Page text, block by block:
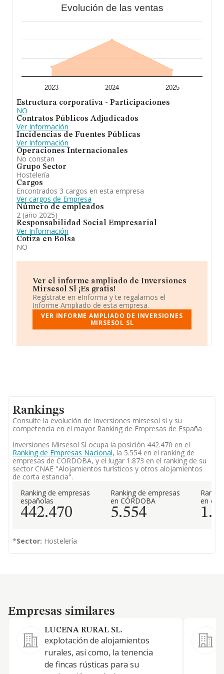
especializada en alquiler de viviendas, promoción y
materia inmobiliaria; construcción, promoción y gestión
de materiales y servicios de construcción. Se ha
posicionado más abajo en el ranking de sectores frente
al 2024. En cuanto a la posición en el ranking nacional,
la empresa ha perdido posiciones frente al 2024.
Evolución de las ventas
2023 2024 2025
Estructura corporativa - Participaciones
NO
Contratos Públicos Adjudicados
Ver Información
Incidencias de Fuentes Públicas
Ver Información
Operaciones Internacionales
No constan
Grupo Sector
Hostelería
Cargos
Encontrados 3 cargos en esta empresa
Ver cargos de Empresa
Número de empleados
2 (año 2025)
Responsabilidad Social Empresarial
Ver Información
Cotiza en Bolsa
NO
Ver el informe ampliado de Inversiones
Mirsesol Sl ¡Es gratis!
Regístrate en eInforma y te regalamos el
Informe Ampliado de esta empresa.
VER INFORME AMPLIADO DE INVERSIONES
MIRSESOL SL
Rankings
Consulte la evolución de Inversiones mirsesol sl y su
competencia en el mayor Ranking de Empresas de España
Inversiones Mirsesol Sl ocupa la posición 442.470 en el
Ranking de Empresas Nacional, la 5.554 en el ranking de
empresas de CORDOBA, y el lugar 1.873 en el ranking de su
sector CNAE "Alojamientos turísticos y otros alojamientos
de corta estancia".
Ranking de empresas
españolas
442.470
Ranking de empresas
en CÓRDOBA
5.554
en el
*Sector: Hostelería
Empresas similares
Empresas similares
LUCENA RURAL SL.
explotación de alojamientos
rurales, así como, la tenencia
de fincas rústicas para su